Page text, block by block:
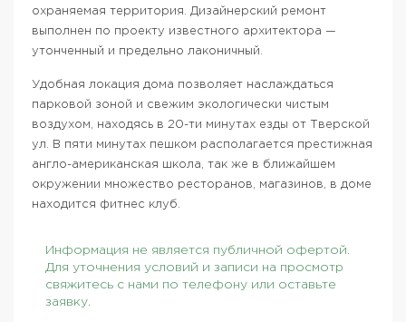
охраняемая территория. Дизайнерский ремонт
выполнен по проекту известного архитектора —
утонченный и предельно лаконичный.
Удобная локация дома позволяет наслаждаться
парковой зоной и свежим экологически чистым
воздухом, находясь в 20-ти минутах езды от Тверской
ул. В пяти минутах пешком располагается престижная
англо-американская школа, так же в ближайшем
окружении множество ресторанов, магазинов, в доме
находится фитнес клуб.
Информация не является публичной офертой.
Для уточнения условий и записи на просмотр
свяжитесь с нами по телефону или оставьте
заявку.